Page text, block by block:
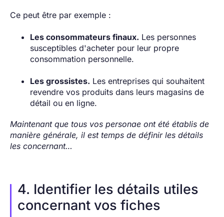
Ce peut être par exemple :
Les consommateurs finaux. Les personnes
susceptibles d'acheter pour leur propre
consommation personnelle.
Les grossistes. Les entreprises qui souhaitent
revendre vos produits dans leurs magasins de
détail ou en ligne.
Maintenant que tous vos personae ont été établis de
manière générale, il est temps de définir les détails
les concernant…
4. Identifier les détails utiles
concernant vos fiches